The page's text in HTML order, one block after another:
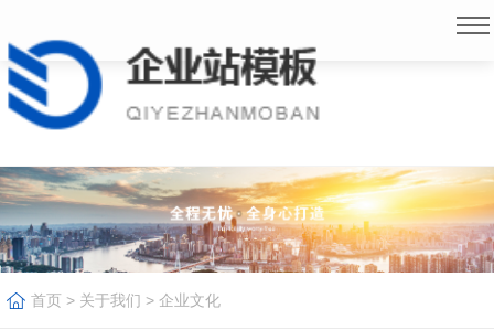
首页 > 关于我们 > 企业文化